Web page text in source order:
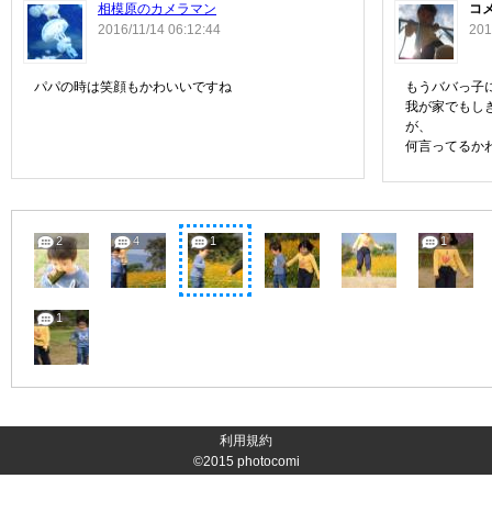
相模原のカメラマン
2016/11/14 06:12:44
パパの時は笑顔もかわいいですね
コ
もうババっ子
我が家でもし
が、
何言ってるか
2 4 1 1
1
利用規約
©2015 photocomi